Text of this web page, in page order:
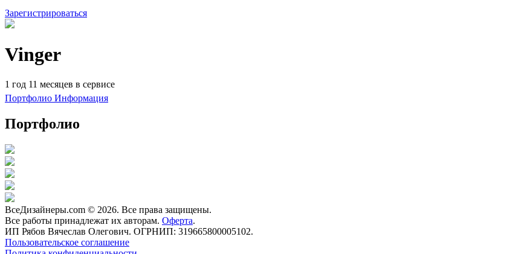
Зарегистрироваться
Vinger
1 год 11 месяцев в сервисе
Портфолио Информация
Портфолио
ВсеДизайнеры.com © 2026. Все права защищены.
Все работы принадлежат их авторам. Оферта.
ИП Рябов Вячеслав Олегович. ОГРНИП: 319665800005102.
Пользовательское соглашение